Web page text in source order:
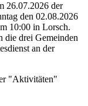
26.07.2026 der
den 02.08.2026
10:00 in Lorsch.
die drei Gemeinden
an der
"Aktivitäten"